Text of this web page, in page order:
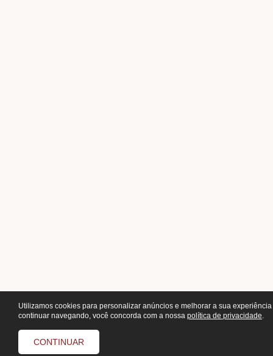
Utilizamos cookies para personalizar anúncios e melhorar a sua experiência
continuar navegando, você concorda com a nossa política de privacidade.
CONTINUAR